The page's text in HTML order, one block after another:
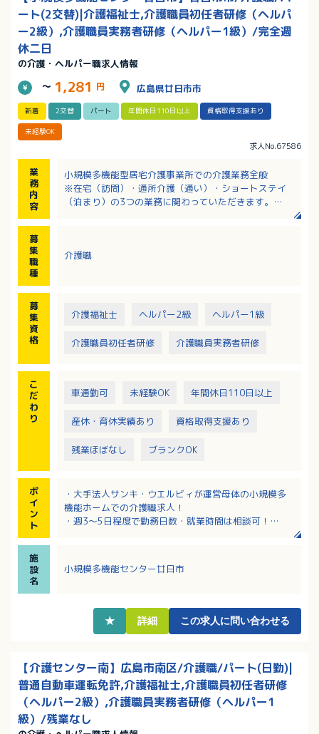
ート(2交替)|介護福祉士,介護職員初任者研修（ヘルパ
ー2級）,介護職員実務者研修（ヘルパー1級）/完全週
休二日
の介護・ヘルパー職求人情報
～ 1,281 円 広島県廿日市市
新着 2交替 パート 年間休日110日以上 資格取得支援あり
未経験OK
求人No.67586
業
務
内
容
小規模多機能型居宅介護事業所での介護業務全般
※在宅（訪問）・通所介護（通い）・ショートステイ
（泊まり）の3つの業務に関わっていただきます。
・チームケアカンファレンスへの参加、定期的な社内
募
集
職
種
介護職
募
集
資
格
介護福祉士 ヘルパー2級 ヘルパー1級
介護職員初任者研修 介護職員実務者研修
こ
だ
わ
り
車通勤可 未経験OK 年間休日110日以上
産休・育休実績あり 資格取得支援あり
残業ほぼなし ブランクOK
ポ
イ
ン
ト
・大手法人サンキ・ウエルビィが運営母体の小規模多
機能ホームでの介護職求人！
・週3～5日程度で勤務日数・就業時間は相談可！
るまで先輩スタッフが付き添い、指導してくれます！
・キャリアアップを応援！資格取得に会社支援有（最
施
設
名
小規模多機能センター廿日市
★ 詳細 この求人に問い合わせる
【介護センター南】広島市南区/介護職/パート(日勤)|
普通自動車運転免許,介護福祉士,介護職員初任者研修
（ヘルパー2級）,介護職員実務者研修（ヘルパー1
級）/残業なし